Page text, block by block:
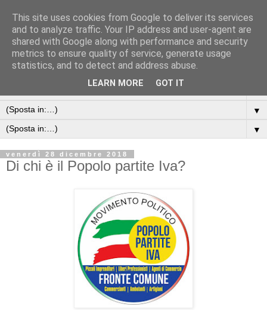
▼
▼
venerdì 28 dicembre 2018
Di chi è il Popolo partite Iva?
This site uses cookies from Google to deliver its services
and to analyze traffic. Your IP address and user-agent are
shared with Google along with performance and security
metrics to ensure quality of service, generate usage
statistics, and to detect and address abuse.
LEARN MORE GOT IT